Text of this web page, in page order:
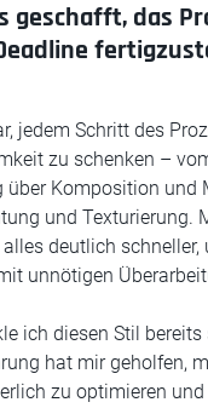
geschafft, das
jedem Schritt des
zu schenken –
über Komposition und
und Texturierung.
deutlich schneller,
unnötigen
ich diesen Stil bereits
hat mir geholfen,
zu optimieren